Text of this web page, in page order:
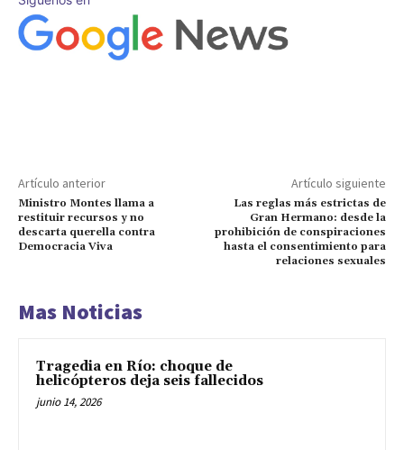
Artículo anterior
Ministro Montes llama a
restituir recursos y no
descarta querella contra
Democracia Viva
Artículo siguiente
Las reglas más estrictas de
Gran Hermano: desde la
prohibición de conspiraciones
hasta el consentimiento para
relaciones sexuales
Mas Noticias
Tragedia en Río: choque de
helicópteros deja seis fallecidos
junio 14, 2026